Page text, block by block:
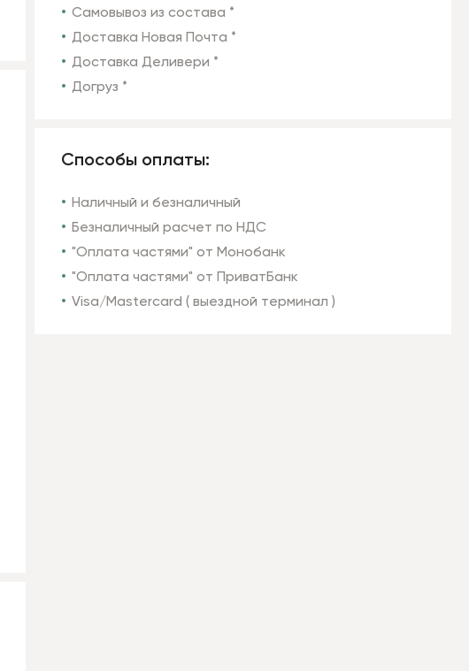
Самовывоз из состава *
Доставка Новая Почта *
Доставка Деливери *
Догруз *
Способы оплаты:
Наличный и безналичный
Безналичный расчет по НДС
"Оплата частями" от Монобанк
"Оплата частями" от ПриватБанк
Visa/Mastercard ( выездной терминал )